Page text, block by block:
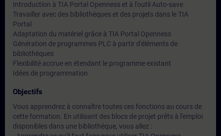
Introduction à TIA Portal Openness et à l'outil Auto-save
Travailler avec des bibliothèques et des projets dans le TIA
Portal
Adaptation du matériel grâce à TIA Portal Openness
Génération de programmes PLC à partir d'éléments de
bibliothèques
Flexibilité accrue en étendant le programme existant
Idées de programmation
Objectifs
Vous apprendrez à connaître toutes ces fonctions au cours de
cette formation. En utilisant des blocs de projet prêts à l'emploi
disponibles dans une bibliothèque, vous allez :